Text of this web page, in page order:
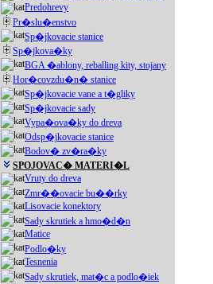
Predohrevy
Pr�slu�enstvo
Sp�jkovacie stanice
Sp�jkova�ky
BGA �ablony, reballing kity, stojany
Hor�covzdu�n� stanice
Sp�jkovacie vane a t�gliky
Sp�jkovacie sady
Vypa�ova�ky do dreva
Odsp�jkovacie stanice
Bodov� zv�ra�ky
SPOJOVAC� MATERI�L
Vruty do dreva
Zmr��ovacie bu��rky
Lisovacie konektory
Sady skrutiek a hmo�d�n
Matice
Podlo�ky
Tesnenia
Sady skrutiek, mat�c a podlo�iek